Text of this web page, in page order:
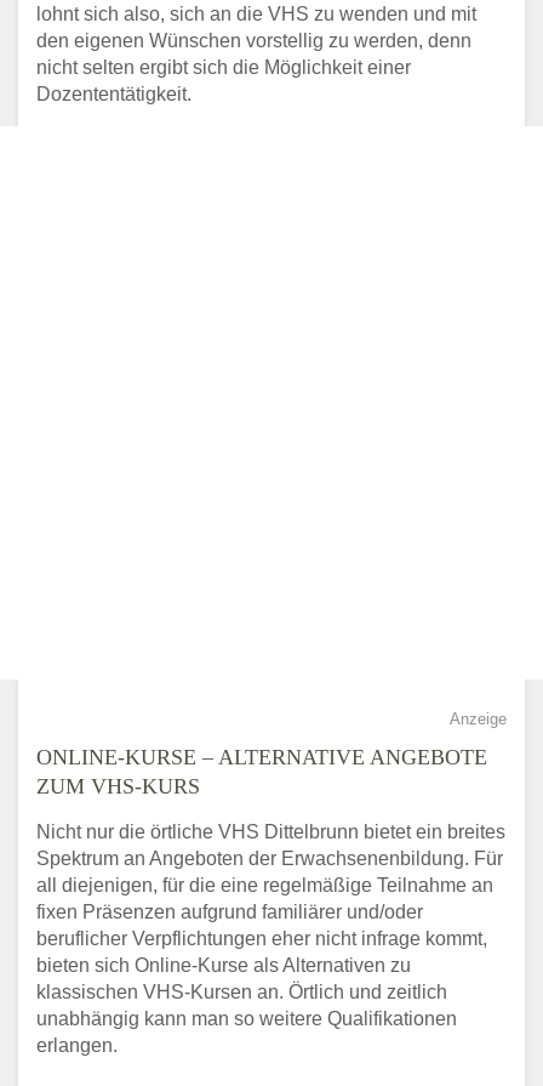
lohnt sich also, sich an die VHS zu wenden und mit
den eigenen Wünschen vorstellig zu werden, denn
nicht selten ergibt sich die Möglichkeit einer
Dozententätigkeit.
Anzeige
ONLINE-KURSE – ALTERNATIVE ANGEBOTE
ZUM VHS-KURS
Nicht nur die örtliche VHS Dittelbrunn bietet ein breites
Spektrum an Angeboten der Erwachsenenbildung. Für
all diejenigen, für die eine regelmäßige Teilnahme an
fixen Präsenzen aufgrund familiärer und/oder
beruflicher Verpflichtungen eher nicht infrage kommt,
bieten sich Online-Kurse als Alternativen zu
klassischen VHS-Kursen an. Örtlich und zeitlich
unabhängig kann man so weitere Qualifikationen
erlangen.